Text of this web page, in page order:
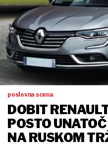
poslovna scena
DOBIT
POSTO
NA RUSKOM